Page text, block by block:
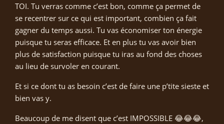
TOI. Tu verras comme c’est bon, comme ça permet de
se recentrer sur ce qui est important, combien ça fait
gagner du temps aussi. Tu vas économiser ton énergie
puisque tu seras efficace. Et en plus tu vas avoir bien
plus de satisfaction puisque tu iras au fond des choses
au lieu de survoler en courant.
Et si ce dont tu as besoin c’est de faire une p’tite sieste et
bien vas y.
Beaucoup de me disent que c’est IMPOSSIBLE 😂😂😂,